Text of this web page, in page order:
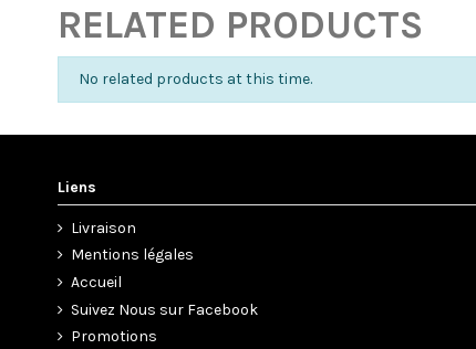
RELATED PRODUCTS
No related products at this time.
Liens
Livraison
Mentions légales
Accueil
Suivez Nous sur Facebook
Promotions